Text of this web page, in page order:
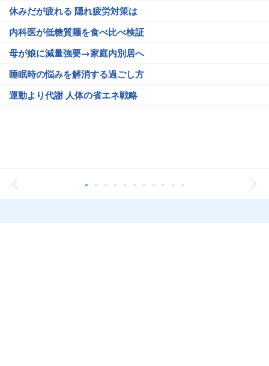
休みだが疲れる 隠れ疲労対策は
内科医が低糖質麺を食べ比べ検証
母が娘に減量強要→家庭内別居へ
睡眠時の悩みを解消する過ごし方
運動より代謝 人体の省エネ戦略